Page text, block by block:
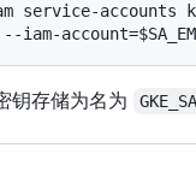
service-accounts
钥存储为名为